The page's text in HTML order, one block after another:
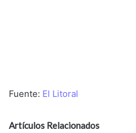
Fuente: El Litoral
Artículos Relacionados